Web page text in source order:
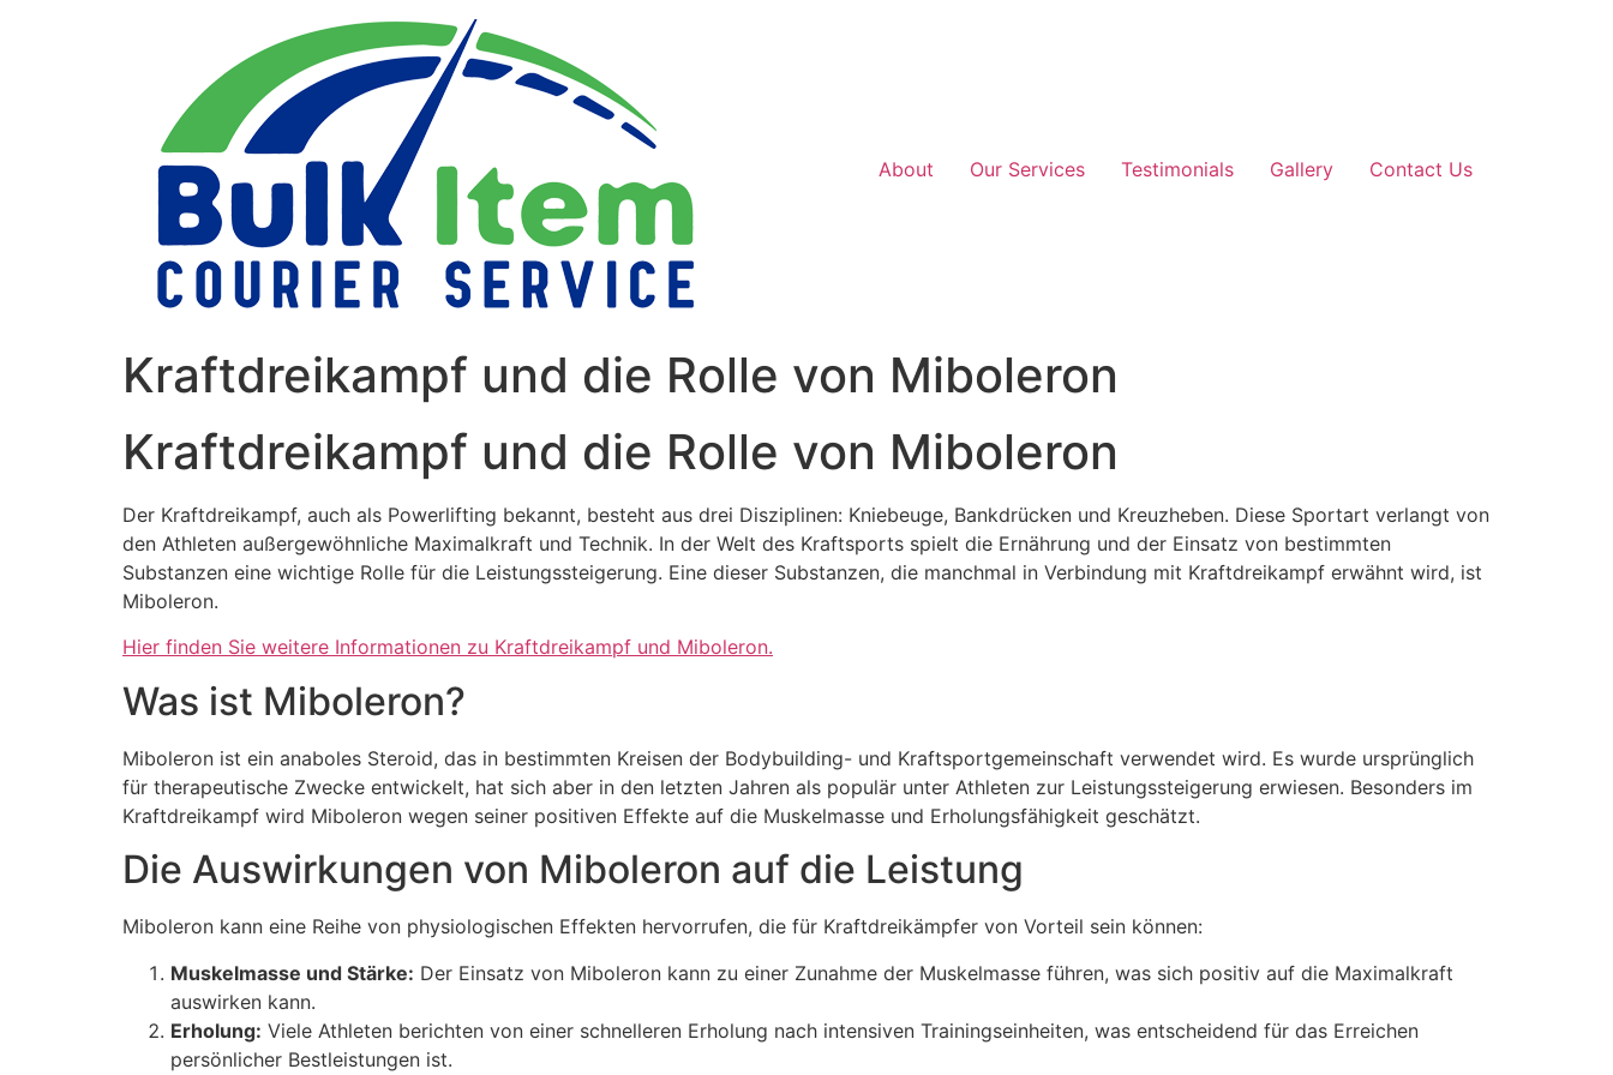
About Our Services Testimonials Gallery Contact Us
Kraftdreikampf und die Rolle von Miboleron
Kraftdreikampf und die Rolle von Miboleron
Der Kraftdreikampf, auch als Powerlifting bekannt, besteht aus drei Disziplinen: Kniebeuge, Bankdrücken und Kreuzheben. Diese Sportart verlangt von
den Athleten außergewöhnliche Maximalkraft und Technik. In der Welt des Kraftsports spielt die Ernährung und der Einsatz von bestimmten
Substanzen eine wichtige Rolle für die Leistungssteigerung. Eine dieser Substanzen, die manchmal in Verbindung mit Kraftdreikampf erwähnt wird, ist
Miboleron.
Hier finden Sie weitere Informationen zu Kraftdreikampf und Miboleron.
Was ist Miboleron?
Miboleron ist ein anaboles Steroid, das in bestimmten Kreisen der Bodybuilding- und Kraftsportgemeinschaft verwendet wird. Es wurde ursprünglich
für therapeutische Zwecke entwickelt, hat sich aber in den letzten Jahren als populär unter Athleten zur Leistungssteigerung erwiesen. Besonders im
Kraftdreikampf wird Miboleron wegen seiner positiven Effekte auf die Muskelmasse und Erholungsfähigkeit geschätzt.
Die Auswirkungen von Miboleron auf die Leistung
Miboleron kann eine Reihe von physiologischen Effekten hervorrufen, die für Kraftdreikämpfer von Vorteil sein können:
Muskelmasse und Stärke: Der Einsatz von Miboleron kann zu einer Zunahme der Muskelmasse führen, was sich positiv auf die Maximalkraft
auswirken kann.
Erholung: Viele Athleten berichten von einer schnelleren Erholung nach intensiven Trainingseinheiten, was entscheidend für das Erreichen
persönlicher Bestleistungen ist.